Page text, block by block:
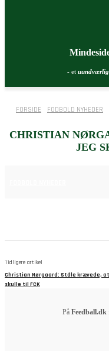
- et
FORSIDE FODBOLD NYHEDER
CHRISTIAN
JEG
Tidligere artikel
Christian Nørgaard: Ståle krævede,
skulle til FCK
På Feedball.dk